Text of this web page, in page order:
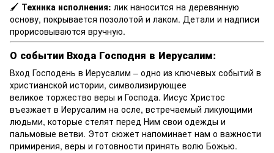
🖌 Техника исполнения: лик наносится на деревянную
основу, покрывается позолотой и лаком. Детали и надписи
прорисовываются вручную.
О событии Входа Господня в Иерусалим:
Вход Господень в Иерусалим – одно из ключевых событий в
христианской истории, символизирующее
великое торжество веры и Господа. Иисус Христос
въезжает в Иерусалим на осле, встречаемый ликующими
людьми, которые стелят перед Ним свои одежды и
пальмовые ветви. Этот сюжет напоминает нам о важности
примирения, веры и готовности принять волю Божью.